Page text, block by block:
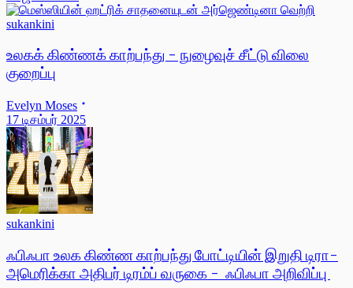
sukankini
உலகக் கிண்ணக் காற்பந்து - நுழைவுச் சீட்டு விலை
குறைப்பு
Evelyn Moses
17 டிசம்பர் 2025
sukankini
ஃபிஃபா உலக கிண்ண காற்பந்து போட்டியின் இறுதி டிரா-
அமெரிக்கா அதிபர் டிரம்ப் வருகை - ஃபிஃபா அறிவிப்பு